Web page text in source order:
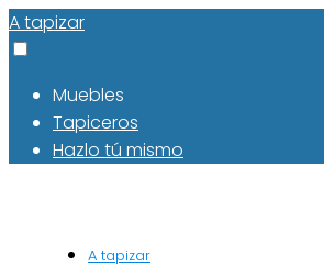
A tapizar
Muebles
Tapiceros
Hazlo tú mismo
A tapizar